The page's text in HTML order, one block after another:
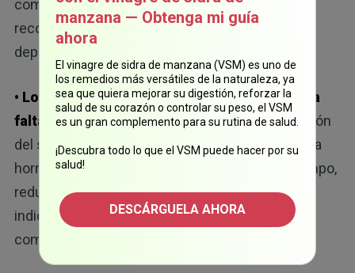
comida, lo que intensifica las señales de
recompensa y debilita los circuitos de los que
dependemos para resistirlas.
• Los cambios hormonales explican por qué la
falta de sueño aumenta el hambre:la restricción
del sueño eleva los niveles de grelina, que es una
hormona que estimula el hambre. Al mismo tiempo,
reduce hormonas como la leptina, que suelen
indicar la sensación de saciedad después de
comer.
manzana — Obtenga mi guía
ahora
El vinagre de sidra de manzana (VSM) es uno de
los remedios más versátiles de la naturaleza, ya
sea que quiera mejorar su digestión, reforzar la
salud de su corazón o controlar su peso, el VSM
es un gran complemento para su rutina de salud.
¡Descubra todo lo que el VSM puede hacer por su
salud!
DESCÁRGUELA AHORA